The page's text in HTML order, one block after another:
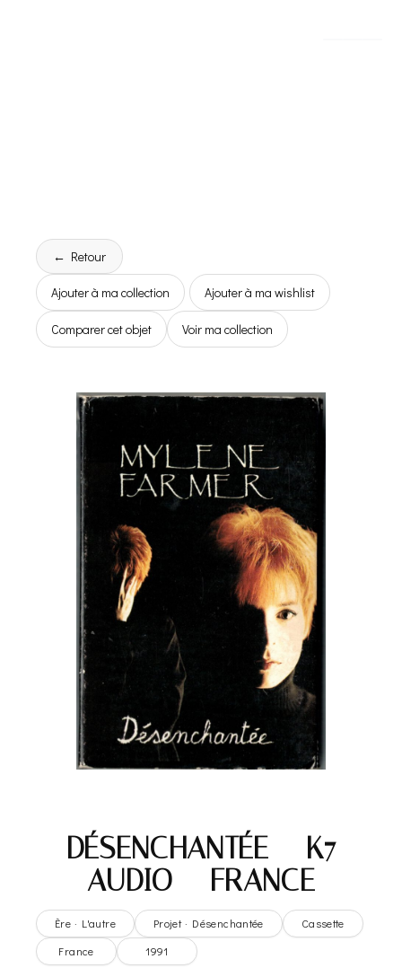
← Retour
Ajouter à ma collection Ajouter à ma wishlist
Comparer cet objet Voir ma collection
DÉSENCHANTÉE – K7
AUDIO – FRANCE
Ère · L'autre Projet · Désenchantée
Cassette
France
1991